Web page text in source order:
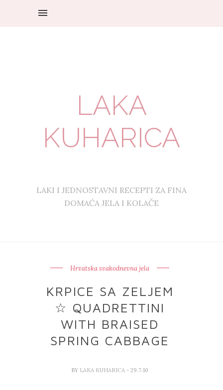
LAKA
KUHARICA
LAKI I JEDNOSTAVNI RECEPTI ZA FINA
DOMAĆA JELA I KOLAČE
Hrvatska svakodnevna jela
KRPICE SA ZELJEM
☆ QUADRETTINI
WITH BRAISED
SPRING CABBAGE
BY LAKA KUHARICA - 29.7.10